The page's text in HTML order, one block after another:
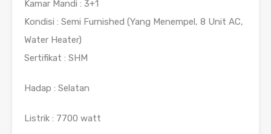
Kamar Mandi : 3+1
Kondisi : Semi Furnished (Yang Menempel, 8 Unit AC,
Water Heater)
Sertifikat : SHM
Hadap : Selatan
Listrik : 7700 watt